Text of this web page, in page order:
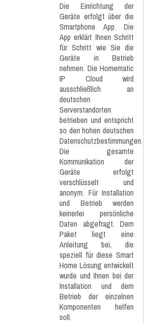
Die Einrichtung der
Geräte erfolgt über die
Smartphone App. Die
App erklärt Ihnen Schritt
für Schritt wie Sie die
Geräte in Betrieb
nehmen. Die Homematic
IP Cloud wird
ausschließlich an
deutschen
Serverstandorten
betrieben und entspricht
so den hohen deutschen
Datenschutzbestimmungen.
Die gesamte
Kommunikation der
Geräte erfolgt
verschlüsselt und
anonym. Für Installation
und Betrieb werden
keinerlei persönliche
Daten abgefragt. Dem
Paket liegt eine
Anleitung bei, die
speziell für diese Smart
Home Lösung entwickelt
wurde und Ihnen bei der
Installation und dem
Betrieb der einzelnen
Komponenten helfen
soll.